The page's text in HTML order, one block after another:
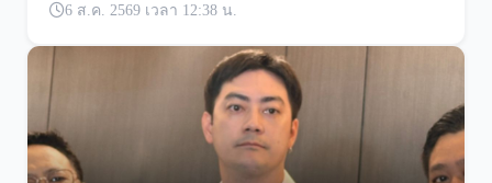
6 ส.ค. 2569 เวลา 12:38 น.